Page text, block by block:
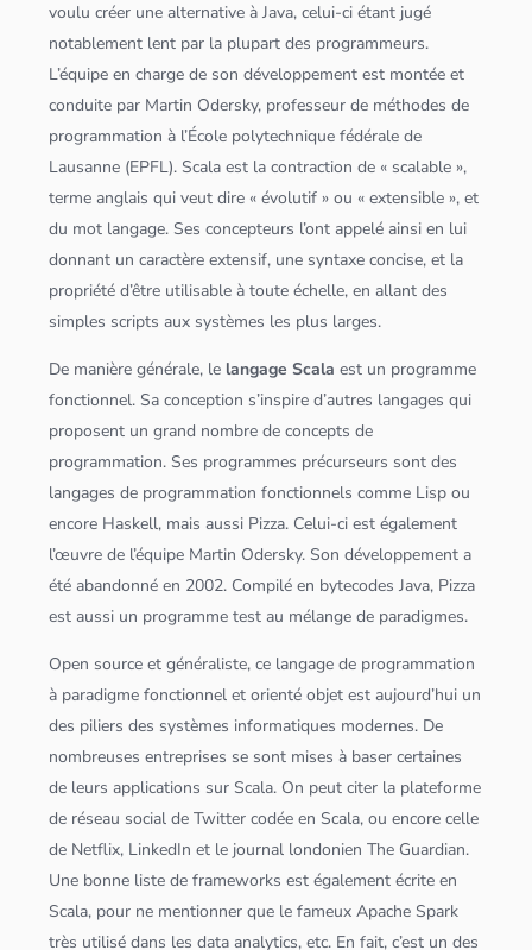
voulu créer une alternative àJava, celui-ci étant jugé
notablement lent par la plupart des programmeurs.
L’équipe en charge de son développement est montée et
conduite par Martin Odersky, professeur de méthodes de
programmation à l’École polytechnique fédérale de
Lausanne (EPFL). Scala est la contraction de « scalable »,
terme anglais qui veut dire « évolutif » ou « extensible », et
du mot langage. Ses concepteurs l’ont appelé ainsi en lui
donnant un caractère extensif, une syntaxe concise, et la
propriété d’être utilisable à toute échelle, en allant des
simples scripts aux systèmes les plus larges.
De manière générale, le langageScala est un programme
fonctionnel. Sa conception s’inspire d’autres langages qui
proposent un grand nombre de concepts de
programmation. Ses programmes précurseurs sont des
langages de programmation fonctionnels comme Lisp ou
encore Haskell, mais aussi Pizza. Celui-ci est également
l’œuvre de l’équipe Martin Odersky. Son développement a
été abandonné en 2002. Compilé en bytecodesJava, Pizza
est aussi un programme test au mélange de paradigmes.
Open source et généraliste, ce langage de programmation
à paradigme fonctionnel et orienté objet est aujourd’hui un
des piliers des systèmes informatiques modernes. De
nombreuses entreprises se sont mises à baser certaines
de leursapplications sur Scala. On peut citer la plateforme
de réseau social de Twitter codée en Scala, ou encore celle
de Netflix, LinkedIn et le journal londonien The Guardian.
Une bonne liste de frameworks est également écrite en
Scala, pour ne mentionner que le fameux Apache Spark
très utilisé dans les data analytics, etc. En fait, c’est un des